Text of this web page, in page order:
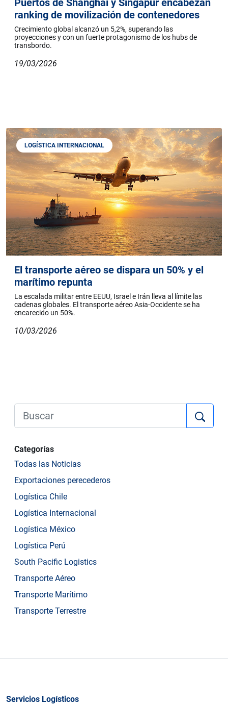
Puertos de Shanghái y Singapur encabezan
ranking de movilización de contenedores
Crecimiento global alcanzó un 5,2%, superando las
proyecciones y con un fuerte protagonismo de los hubs de
transbordo.
19/03/2026
LOGÍSTICA INTERNACIONAL
El transporte aéreo se dispara un 50% y el
marítimo repunta
La escalada militar entre EEUU, Israel e Irán lleva al límite las
cadenas globales. El transporte aéreo Asia-Occidente se ha
encarecido un 50%.
10/03/2026
Categorías
Todas las Noticias
Exportaciones perecederos
Logística Chile
Logística Internacional
Logística México
Logística Perú
South Pacific Logistics
Transporte Aéreo
Transporte Marítimo
Transporte Terrestre
Servicios Logísticos